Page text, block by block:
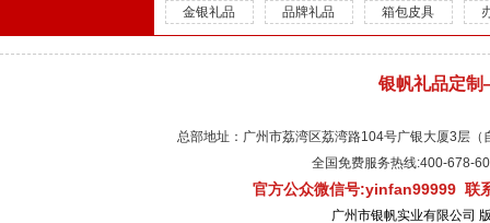
金银礼品 品牌礼品 箱包皮具
银帆礼品定
总部地址：广州市荔湾区荔湾路104号广银大厦3层
全国免费服务热线:400-
官方公众微信号:yinfan99999 联
广州市银帆实业有限公司